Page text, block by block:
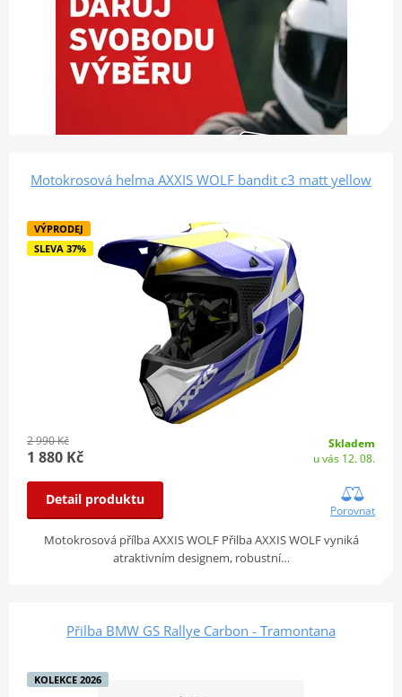
Motokrosová helma AXXIS WOLF bandit c3 matt yellow
VÝPRODEJ
SLEVA 37%
2 990 Kč
1 880 Kč
Skladem
u vás 12. 08.
Detail produktu
Porovnat
Motokrosová přílba AXXIS WOLF Přilba AXXIS WOLF vyniká
atraktivním designem, robustní…
Přilba BMW GS Rallye Carbon - Tramontana
KOLEKCE 2026